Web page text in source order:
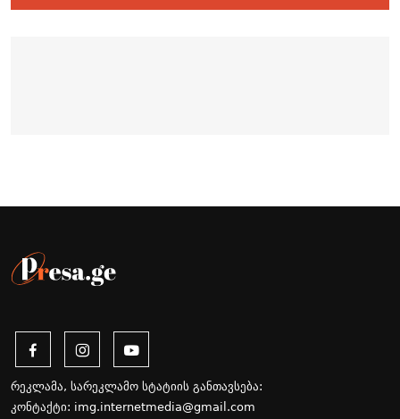
რეკლამა, სარეკლამო სტატიის განთავსება:
კონტაქტი: img.internetmedia@gmail.com